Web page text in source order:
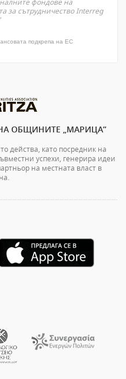
фондове на
за сътрудничество Interreg
подкрепа на ЕС
ОБЩИНИТЕ „МАРИЦА”
действа, като посредник на
успехи, генерира идеи
на местната власт в